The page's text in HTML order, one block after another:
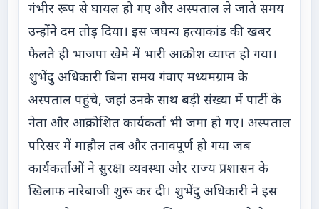
गंभीर रूप से घायल हो गए और अस्पताल ले जाते समय
उन्होंने दम तोड़ दिया। इस जघन्य हत्याकांड की खबर
फैलते ही भाजपा खेमे में भारी आक्रोश व्याप्त हो गया।
शुभेंदु अधिकारी बिना समय गंवाए मध्यमग्राम के
अस्पताल पहुंचे, जहां उनके साथ बड़ी संख्या में पार्टी के
नेता और आक्रोशित कार्यकर्ता भी जमा हो गए। अस्पताल
परिसर में माहौल तब और तनावपूर्ण हो गया जब
कार्यकर्ताओं ने सुरक्षा व्यवस्था और राज्य प्रशासन के
खिलाफ नारेबाजी शुरू कर दी। शुभेंदु अधिकारी ने इस